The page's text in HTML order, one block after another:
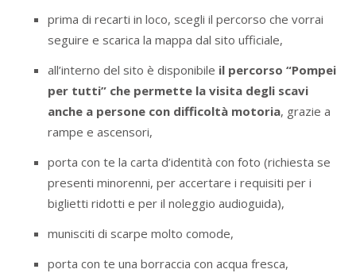
prima di recarti in loco, scegli il percorso che vorrai
seguire e scarica la mappa dal sito ufficiale,
all’interno del sito è disponibile il percorso “Pompei
per tutti” che permette la visita degli scavi
anche a persone con difficoltà motoria, grazie a
rampe e ascensori,
porta con te la carta d’identità con foto (richiesta se
presenti minorenni, per accertare i requisiti per i
biglietti ridotti e per il noleggio audioguida),
munisciti di scarpe molto comode,
porta con te una borraccia con acqua fresca,